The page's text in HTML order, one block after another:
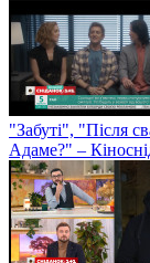
"Забуті", "Після
Адаме?" –